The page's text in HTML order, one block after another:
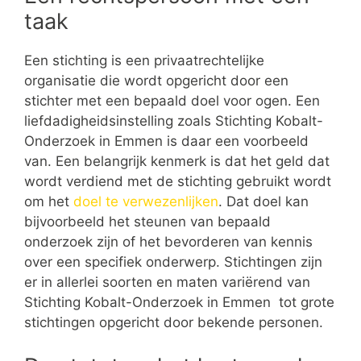
taak
Een stichting is een privaatrechtelijke
organisatie die wordt opgericht door een
stichter met een bepaald doel voor ogen. Een
liefdadigheidsinstelling zoals Stichting Kobalt-
Onderzoek in Emmen is daar een voorbeeld
van. Een belangrijk kenmerk is dat het geld dat
wordt verdiend met de stichting gebruikt wordt
om het doel te verwezenlijken. Dat doel kan
bijvoorbeeld het steunen van bepaald
onderzoek zijn of het bevorderen van kennis
over een specifiek onderwerp. Stichtingen zijn
er in allerlei soorten en maten variërend van
Stichting Kobalt-Onderzoek in Emmen tot grote
stichtingen opgericht door bekende personen.